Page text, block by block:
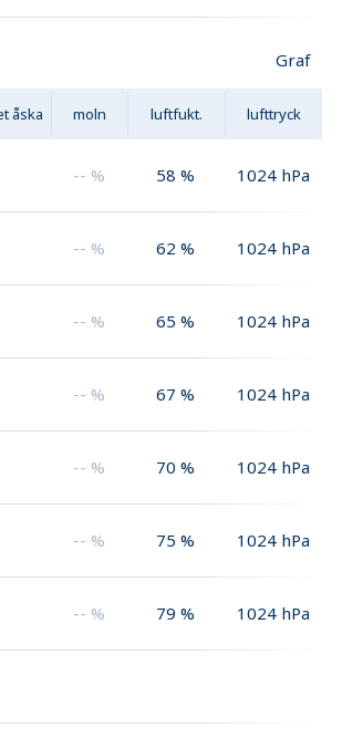
Graf
åska moln luftfukt. lufttryck
-- % 58 % 1024 hPa
-- % 62 % 1024 hPa
-- % 65 % 1024 hPa
-- % 67 % 1024 hPa
-- % 70 % 1024 hPa
-- % 75 % 1024 hPa
-- % 79 % 1024 hPa